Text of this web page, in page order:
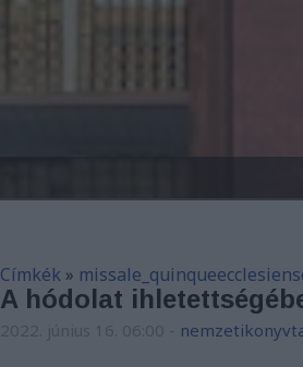
Címkék »
A hódolat